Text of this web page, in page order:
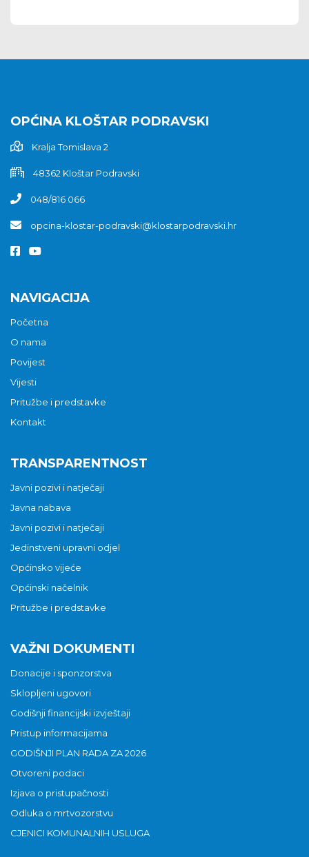
OPĆINA KLOŠTAR PODRAVSKI
Kralja Tomislava 2
48362 Kloštar Podravski
048/816 066
opcina-klostar-podravski@klostarpodravski.hr
NAVIGACIJA
Početna
O nama
Povijest
Vijesti
Pritužbe i predstavke
Kontakt
TRANSPARENTNOST
Javni pozivi i natječaji
Javna nabava
Javni pozivi i natječaji
Jedinstveni upravni odjel
Općinsko vijeće
Općinski načelnik
Pritužbe i predstavke
VAŽNI DOKUMENTI
Donacije i sponzorstva
Sklopljeni ugovori
Godišnji financijski izvještaji
Pristup informacijama
GODIŠNJI PLAN RADA ZA 2026
Otvoreni podaci
Izjava o pristupačnosti
Odluka o mrtvozorstvu
CJENICI KOMUNALNIH USLUGA